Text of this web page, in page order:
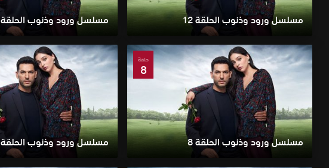
مسلسل ورود وذنوب الحلقة 12 مسلسل ورود وذنوب الحلقة 11
حلقة
8
مسلسل ورود وذنوب الحلقة 8 مسلسل ورود وذنوب الحلقة 7